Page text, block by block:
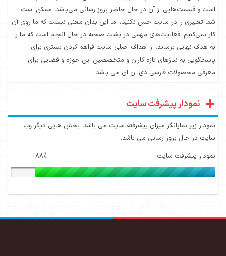
است و قسمت‌هایی از آن در حال حاضر بروز رسانی می‌باشد. ممکن است
شما تغییری را در سایت حس نکنید، اما این بدان معنی نیست که ما روی آن
کار نمی‌کنیم. فعالیت‌های مهمی در پشت صحنه در حال انجام است که ما را
به هدف نهایی برساند. از اهداف اصلی سایت فراهم کردن بستری برای
پاسخگویی به نیازهای تازه کاران و متخصصین این حوزه و فضایی برای
معرفی محصولات فارسی دی ان ان می باشد.
نمودار پیشرفت سایت
نمودار زیر نمایانگر میزان پیشرفته سایت می باشد. بخش هایی دیگر وب
سایت در حال بروز رسانی می باشد.
نمودار پیشرفت سایت